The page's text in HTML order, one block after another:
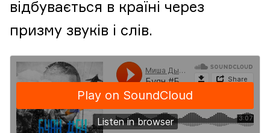
відбувається в країні через
призму звуків і слів.